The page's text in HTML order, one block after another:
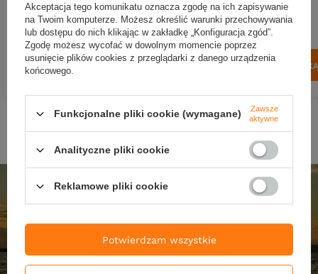
182,06 zł
Kup za: 6007.98pktpunktów
Ilość produktówDO KOSZYKA
142,53 zł
Kup za: 4703.49
DO
Akceptacja tego komunikatu oznacza zgodę na ich zapisywanie
na Twoim komputerze. Możesz określić warunki przechowywania
lub dostępu do nich klikając w zakładkę „Konfiguracja zgód”.
Zgodę możesz wycofać w dowolnym momencie poprzez
usunięcie plików cookies z przeglądarki z danego urządzenia
końcowego.
Funkcjonalne pliki cookie (wymagane)
Zawsze
aktywne
Analityczne pliki cookie
Reklamowe pliki cookie
Potwierdzam wszystkie